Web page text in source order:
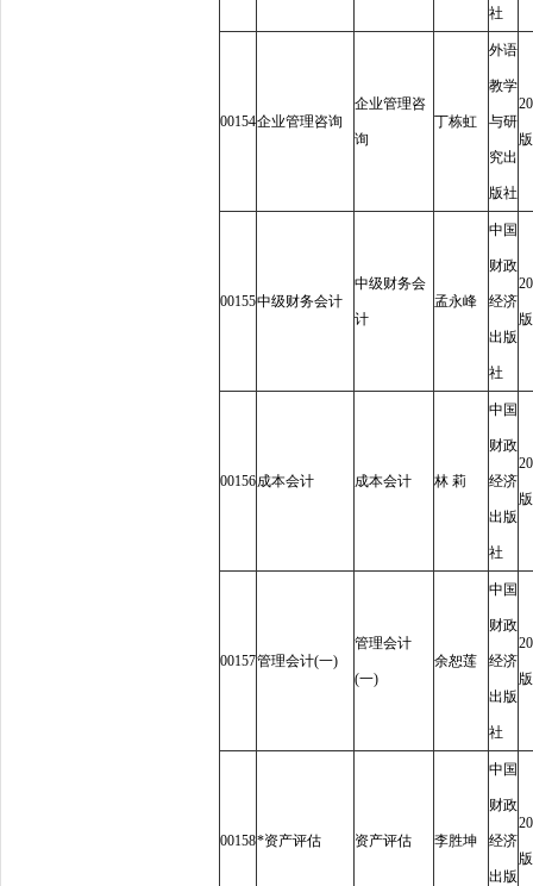
社
00154企业管理咨询
企业管理咨
询
丁栋虹
外语
教学
与研
究出
版社
版
00155中级财务会计
中级财务会
计
孟永峰
中国
财政
经济
出版
社
版
00156成本会计 成本会计 林 莉
中国
财政
经济
出版
社
版
00157管理会计(一)
管理会计
(一)
余恕莲
中国
财政
经济
出版
社
版
00158*资产评估 资产评估 李胜坤
中国
财政
经济
出版
版